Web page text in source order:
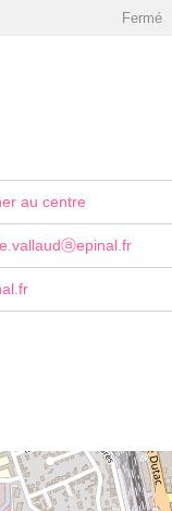
Fermé
au centre